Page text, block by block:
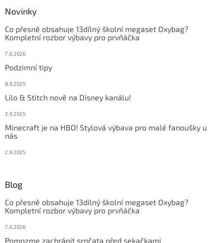
Novinky
Co přesně obsahuje 13dílný školní megaset Oxybag?
Kompletní rozbor výbavy pro prvňáčka
7.6.2026
Podzimní tipy
8.9.2025
Lilo & Stitch nově na Disney kanálu!
3.9.2025
Minecraft je na HBO! Stylová výbava pro malé fanoušky u
nás
2.9.2025
Blog
Co přesně obsahuje 13dílný školní megaset Oxybag?
Kompletní rozbor výbavy pro prvňáčka
7.6.2026
Pomozme zachránit srnčata před sekačkami